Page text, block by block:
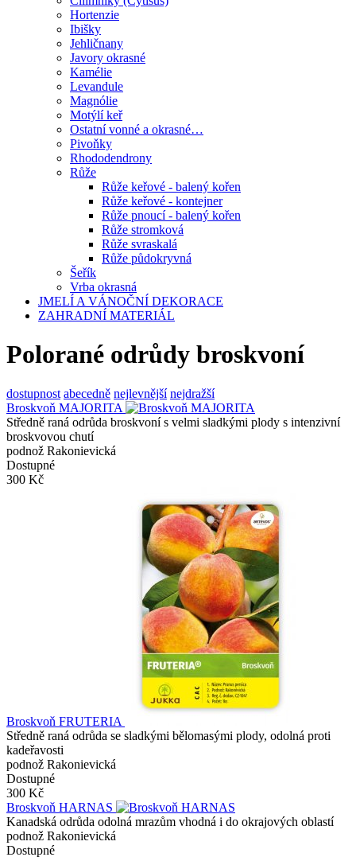
Hortenzie
Ibišky
Jehličnany
Javory okrasné
Kamélie
Levandule
Magnólie
Motýlí keř
Ostatní vonné a okrasné…
Pivoňky
Rhododendrony
Růže
Růže keřové - balený kořen
Růže keřové - kontejner
Růže pnoucí - balený kořen
Růže stromková
Růže svraskalá
Růže půdokryvná
Šeřík
Vrba okrasná
JMELÍ A VÁNOČNÍ DEKORACE
ZAHRADNÍ MATERIÁL
Polorané odrůdy broskvoní
dostupnost abecedně nejlevnější nejdražší
Broskvoň MAJORITA
Středně raná odrůda broskvoní s velmi sladkými plody s intenzivní
broskvovou chutí
podnož Rakonievická
Dostupné
300 Kč
Broskvoň FRUTERIA
Středně raná odrůda se sladkými bělomasými plody, odolná proti
kadeřavosti
podnož Rakonievická
Dostupné
300 Kč
Broskvoň HARNAS
Kanadská odrůda odolná mrazům vhodná i do okrajových oblastí
podnož Rakonievická
Dostupné